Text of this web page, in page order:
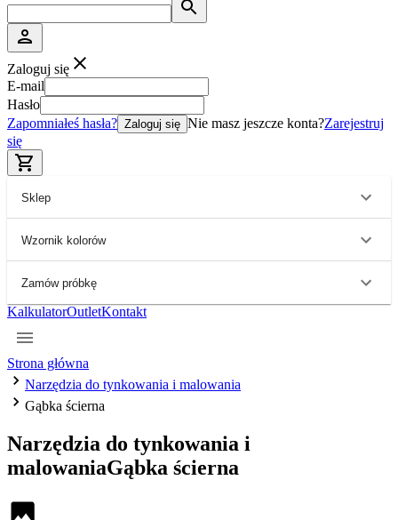
Zaloguj się
E-mail
Hasło
Zapomniałeś hasła? Zaloguj się Nie masz jeszcze konta?Zarejestruj
się
Sklep
Wzornik kolorów
Zamów próbkę
KalkulatorOutletKontakt
Strona główna
Narzędzia do tynkowania i malowania
Gąbka ścierna
Narzędzia do tynkowania i
malowaniaGąbka ścierna